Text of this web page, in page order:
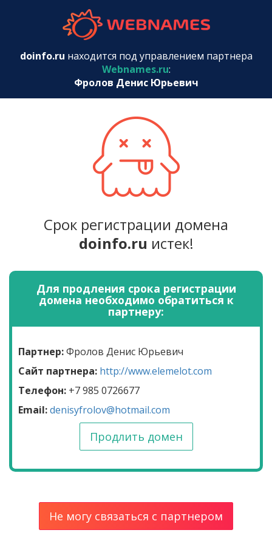
doinfo.ru находится под управлением партнера
Webnames.ru:
Фролов Денис Юрьевич
Срок регистрации домена
doinfo.ru истек!
Для продления срока регистрации
домена необходимо обратиться к
партнеру:
Партнер:Фролов Денис Юрьевич
Сайт партнера: http://www.elemelot.com
Телефон: +7 985 0726677
Email:denisyfrolov@hotmail.com
Продлить домен
Не могу связаться с партнером